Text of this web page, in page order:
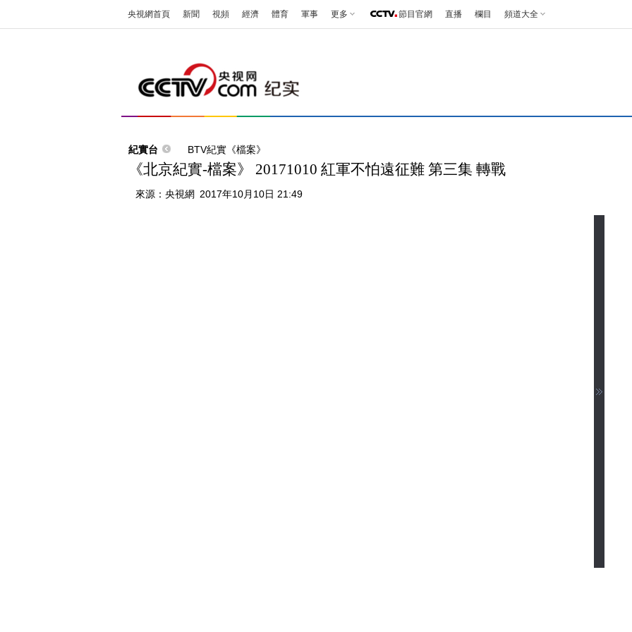
央視網首頁 新聞 視頻 經濟 體育 軍事 更多 節目官網 直播 欄目 頻道大全
紀實台 BTV紀實《檔案》
《北京紀實-檔案》 20171010 紅軍不怕遠征難 第三集 轉戰
來源： 央視網 2017年10月10日 21:49